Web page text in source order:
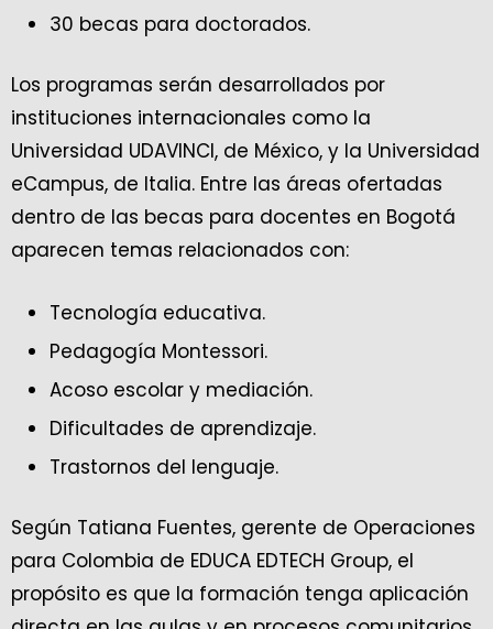
30 becas para doctorados.
Los programas serán desarrollados por
instituciones internacionales como la
Universidad UDAVINCI, de México, y la Universidad
eCampus, de Italia. Entre las áreas ofertadas
dentro de las becas para docentes en Bogotá
aparecen temas relacionados con:
Tecnología educativa.
Pedagogía Montessori.
Acoso escolar y mediación.
Dificultades de aprendizaje.
Trastornos del lenguaje.
Según Tatiana Fuentes, gerente de Operaciones
para Colombia de EDUCA EDTECH Group, el
propósito es que la formación tenga aplicación